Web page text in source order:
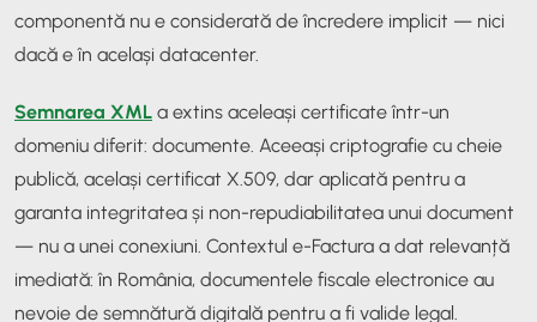
componentă nu e considerată de încredere implicit — nici
dacă e în același datacenter.
Semnarea XML a extins aceleași certificate într-un
domeniu diferit: documente. Aceeași criptografie cu cheie
publică, același certificat X.509, dar aplicată pentru a
garanta integritatea și non-repudiabilitatea unui document
— nu a unei conexiuni. Contextul e-Factura a dat relevanță
imediată: în România, documentele fiscale electronice au
nevoie de semnătură digitală pentru a fi valide legal.